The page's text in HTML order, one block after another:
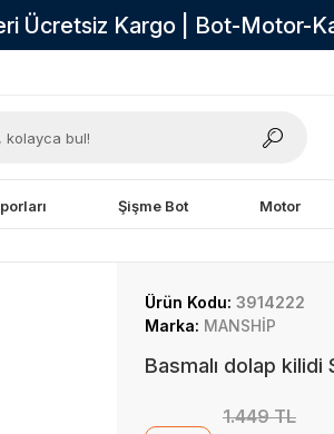
Ücretsiz Kargo | Bot-Motor-
Şişme Bot Motor
Ürün Kodu: 3914222
Marka: MANSHİP
Basmalı dolap kilidi
1.449 TL